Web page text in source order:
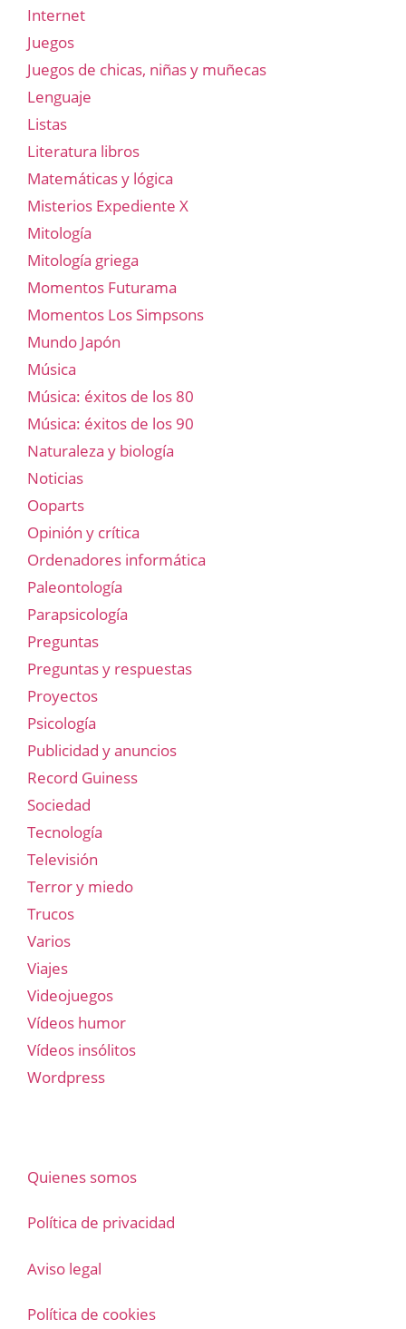
Internet
Juegos
Juegos de chicas, niñas y muñecas
Lenguaje
Listas
Literatura libros
Matemáticas y lógica
Misterios Expediente X
Mitología
Mitología griega
Momentos Futurama
Momentos Los Simpsons
Mundo Japón
Música
Música: éxitos de los 80
Música: éxitos de los 90
Naturaleza y biología
Noticias
Ooparts
Opinión y crítica
Ordenadores informática
Paleontología
Parapsicología
Preguntas
Preguntas y respuestas
Proyectos
Psicología
Publicidad y anuncios
Record Guiness
Sociedad
Tecnología
Televisión
Terror y miedo
Trucos
Varios
Viajes
Videojuegos
Vídeos humor
Vídeos insólitos
Wordpress
Quienes somos
Política de privacidad
Aviso legal
Política de cookies